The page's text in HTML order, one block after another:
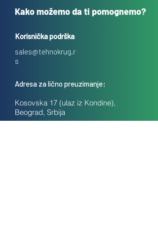
Kako možemo da ti pomognemo?
Korisnička podrška
sales@tehnokrug.r
s
Adresa za lično preuzimanje:
Kosovska 17 (ulaz iz Kondine),
Beograd, Srbija